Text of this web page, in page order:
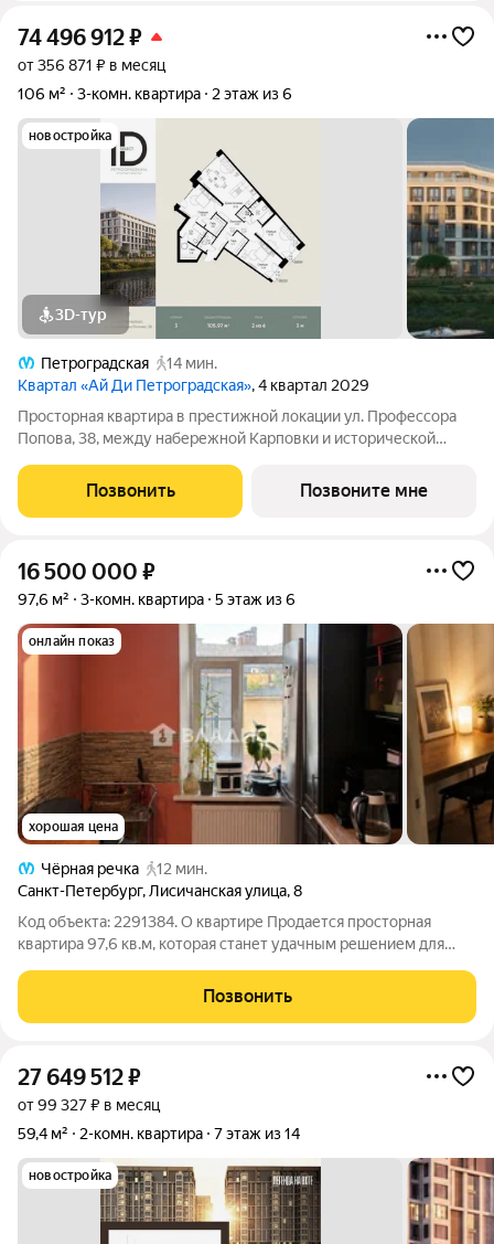
74 496 912₽
от 356 871 ₽ в месяц
106 м²
3-комн. квартира 2 этаж из 6
новостройка
3D-тур
Петроградская
14 мин.
Квартал «Ай Ди Петроградская», 4 квартал 2029
Просторная квартира в престижной локации ул. Профессора
Попова, 38, между набережной Карповки и исторической
виды на Иоанновский монастырь и реку Карповку. В пешей
доступности метро
Позвонить Позвоните мне
16 500 000 ₽
97,6 м² 3-комн. квартира 5 этаж из 6
онлайн показ
хорошая цена
Чёрная речка
12 мин.
Санкт-Петербург, Лисичанская улица,8
Код объекта: 2291384. О квартире Продается просторная
квартира 97,6 кв.м, которая станет удачным решением для
отдельных комнат. Планировка позволяет каждому члену
семьи организовать собственное
Позвонить
27 649 512₽
от 99 327 ₽ в месяц
59,4 м²
2-комн. квартира 7 этаж из 14
новостройка